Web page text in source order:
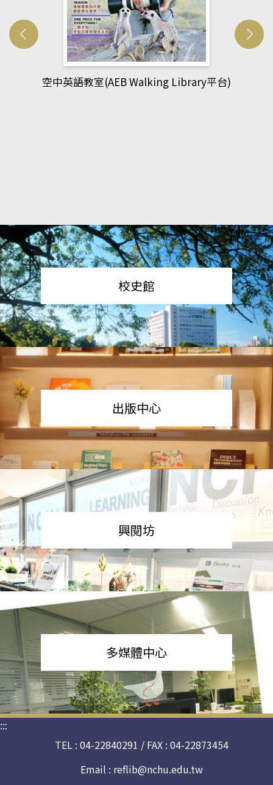
網管人(kono平台)
校史館
出版中心
興閱坊
多媒體中心
:::
TEL : 04-22840291 / FAX : 04-22873454
Email : reflib@nchu.edu.tw